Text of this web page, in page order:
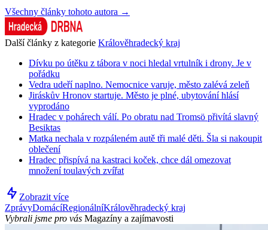
Všechny články tohoto autora →
Další články z kategorie Králověhradecký kraj
Dívku po útěku z tábora v noci hledal vrtulník i drony. Je v
pořádku
Vedra udeří naplno. Nemocnice varuje, město zalévá zeleň
Jiráskův Hronov startuje. Město je plné, ubytování hlásí
vyprodáno
Hradec v pohárech válí. Po obratu nad Tromsö přivítá slavný
Besiktas
Matka nechala v rozpáleném autě tři malé děti. Šla si nakoupit
oblečení
Hradec přispívá na kastraci koček, chce dál omezovat
množení toulavých zvířat
Zobrazit více
ZprávyDomácíRegionálníKrálověhradecký kraj
Vybrali jsme pro vás Magazíny a zajímavosti